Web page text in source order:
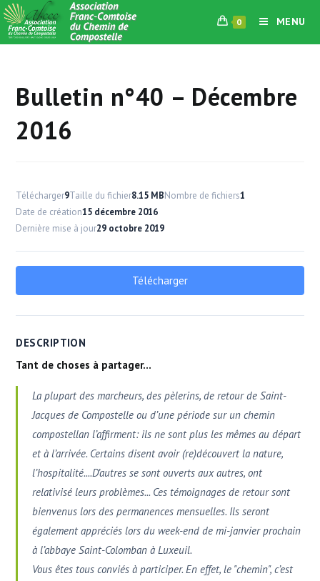
Skip
to
content
0 MENU
Bulletin n°40 – Décembre
2016
Télécharger9Taille du fichier8.15 MBNombre de fichiers1
Date de création15 décembre 2016
Dernière mise à jour29 octobre 2019
Télécharger
DESCRIPTION
Tant de choses à partager...
La plupart des marcheurs, des pèlerins, de retour de Saint-
Jacques de Compostelle ou d’une période sur un chemin
compostellan l’affirment: ils ne sont plus les mêmes au départ
et à l’arrivée. Certains disent avoir (re)découvert la nature,
l’hospitalité....D’autres se sont ouverts aux autres, ont
relativisé leurs problèmes... Ces témoignages de retour sont
bienvenus lors des permanences mensuelles. Ils seront
également appréciés lors du week-end de mi-janvier prochain
à l’abbaye Saint-Colomban à Luxeuil.
Vous êtes tous conviés à participer. En effet, le "chemin", c’est